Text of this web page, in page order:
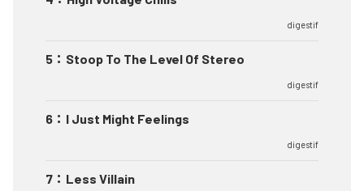
digestif
5 ： Stoop To The Level Of Stereo
digestif
6 ： I Just Might Feelings
digestif
7 ： Less Villain